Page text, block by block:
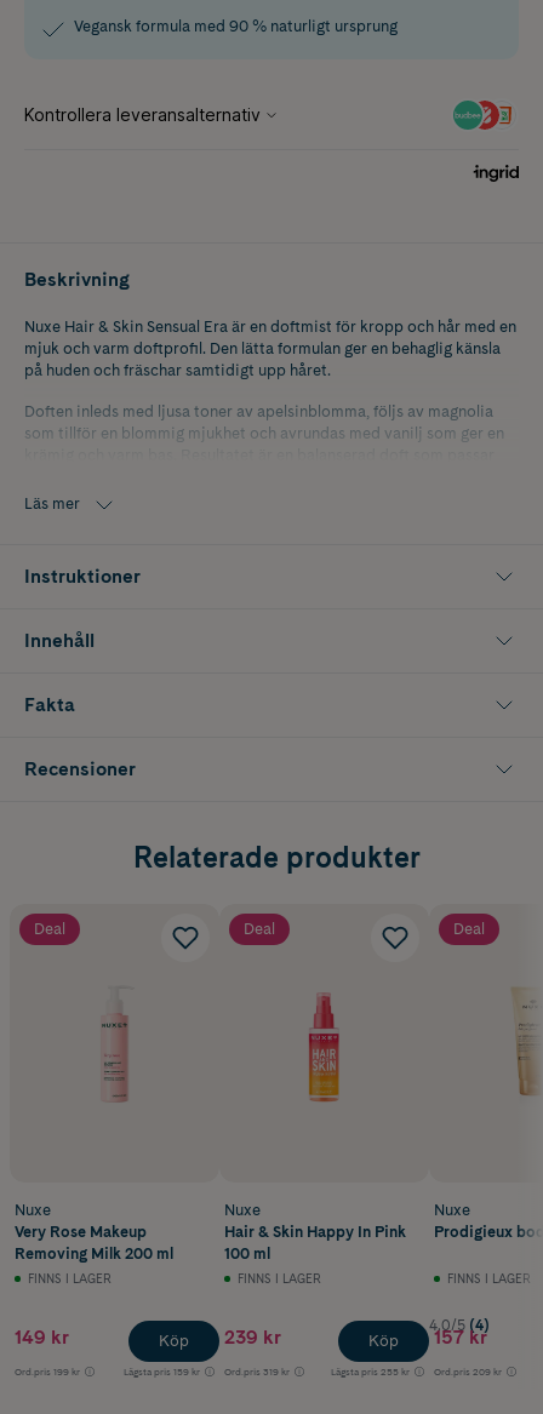
Vegansk formula med 90 % naturligt ursprung
Beskrivning
Nuxe Hair & Skin Sensual Era är en doftmist för kropp och hår med en
mjuk och varm doftprofil. Den lätta formulan ger en behaglig känsla
på huden och fräschar samtidigt upp håret.
Doften inleds med ljusa toner av apelsinblomma, följs av magnolia
som tillför en blommig mjukhet och avrundas med vanilj som ger en
Läs mer
Instruktioner
Innehåll
Fakta
Recensioner
Relaterade produkter
Deal
Nuxe
Very Rose Makeup
Removing Milk 200 ml
FINNS I LAGER
149 kr
Ord.pris 199 kr Lägsta pris 159 kr
Köp
Deal
Nuxe
Hair & Skin Happy In Pink
100 ml
FINNS I LAGER
239 kr
Ord.pris 319 kr Lägsta pris 255 kr
Köp
Deal
Nuxe
Prodigieux
FINNS I LAGER
4.0/5 (4)
157 kr
Ord.pris 209 kr